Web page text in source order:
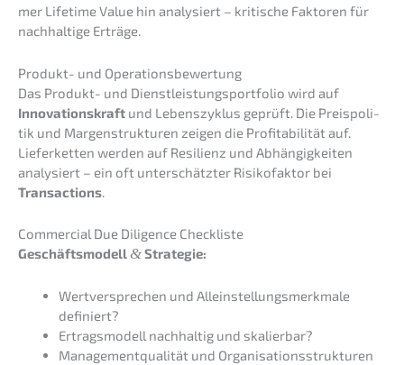
mer Lifetime Value hin analy­siert – kriti­sche Fakto­ren für
nachhal­ti­ge Erträge.
Produkt- und Operationsbewertung
Das Produkt- und Dienst­leis­tungs­port­fo­lio wird auf
Innova­ti­ons­kraft und Lebens­zy­klus geprüft. Die Preis­po­li­
tik und Margen­struk­tu­ren zeigen die Profi­ta­bi­li­tät auf.
Liefer­ket­ten werden auf Resili­enz und Abhän­gig­kei­ten
analy­siert – ein oft unter­schätz­ter Risiko­fak­tor bei
Transac­tions.
Commer­cial Due Diligence Checkliste
Geschäfts­mo­dell&Strategie:
Wertver­spre­chen und Allein­stel­lungs­merk­ma­le
definiert?
Ertrags­mo­dell nachhal­tig und skalierbar?
Manage­ment­qua­li­tät und Organi­sa­ti­ons­struk­tu­ren